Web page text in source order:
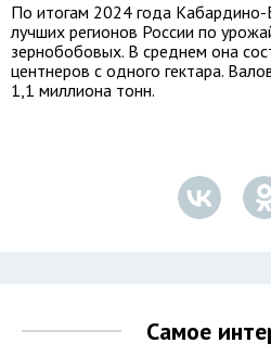
По итогам 2024 года Кабардино-
лучших регионов России по
зернобобовых. В среднем она
центнеров с одного гектара.
1,1 миллиона тонн.
Самое